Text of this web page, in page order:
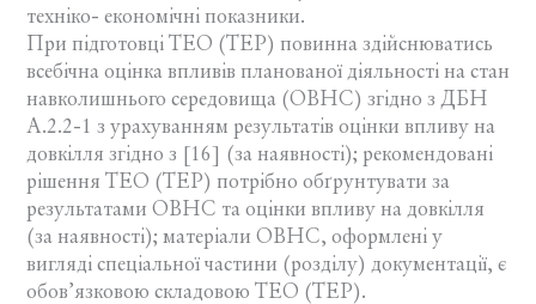
техніко- економічні показники.
При підготовці ТЕО (ТЕР) повинна здійснюватись
всебічна оцінка впливів планованої діяльності на стан
навколишнього середовища (ОВНС) згідно з ДБН
А.2.2-1 з урахуванням результатів оцінки впливу на
довкілля згідно з [16] (за наявності); рекомендовані
рішення ТЕО (ТЕР) потрібно обґрунтувати за
результатами ОВНС та оцінки впливу на довкілля
(за наявності); матеріали ОВНС, оформлені у
вигляді спеціальної частини (розділу) документації, є
обов’язковою складовою ТЕО (ТЕР).